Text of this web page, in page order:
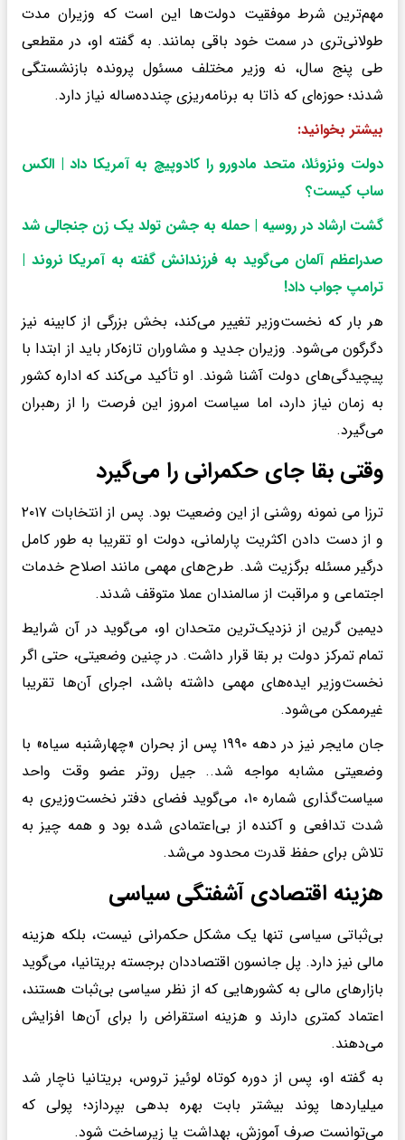
مهم‌ترین شرط موفقیت دولت‌ها این است که وزیران مدت
طولانی‌تری در سمت خود باقی بمانند. به گفته او، در مقطعی
طی پنج سال، نه وزیر مختلف مسئول پرونده بازنشستگی
شدند؛ حوزه‌ای که ذاتا به برنامه‌ریزی چندده‌ساله نیاز دارد.
بیشتر بخوانید:‌
دولت ونزوئلا، متحد مادورو را کادوپیچ به آمریکا داد | الکس
ساب کیست؟
گشت ارشاد در روسیه | حمله به جشن تولد یک زن جنجالی شد
صدراعظم آلمان می‌گوید به فرزندانش گفته به آمریکا نروند |
ترامپ جواب داد!
هر بار که نخست‌وزیر تغییر می‌کند، بخش بزرگی از کابینه نیز
دگرگون می‌شود. وزیران جدید و مشاوران تازه‌کار باید از ابتدا با
پیچیدگی‌های دولت آشنا شوند. او تأکید می‌کند که اداره کشور
به زمان نیاز دارد، اما سیاست امروز این فرصت را از رهبران
می‌گیرد.
وقتی بقا جای حکمرانی را می‌گیرد
ترزا می نمونه روشنی از این وضعیت بود. پس از انتخابات ۲۰۱۷
و از دست دادن اکثریت پارلمانی، دولت او تقریبا به طور کامل
درگیر مسئله برگزیت شد. طرح‌های مهمی مانند اصلاح خدمات
اجتماعی و مراقبت از سالمندان عملا متوقف شدند.
دیمین گرین از نزدیک‌ترین متحدان او، می‌گوید در آن شرایط
تمام تمرکز دولت بر بقا قرار داشت. در چنین وضعیتی، حتی اگر
نخست‌وزیر ایده‌های مهمی داشته باشد، اجرای آن‌ها تقریبا
غیرممکن می‌شود.
جان مایجر نیز در دهه ۱۹۹۰ پس از بحران «چهارشنبه سیاه» با
وضعیتی مشابه مواجه شد.. جیل روتر عضو وقت واحد
سیاست‌گذاری شماره ۱۰، می‌گوید فضای دفتر نخست‌وزیری به
شدت تدافعی و آکنده از بی‌اعتمادی شده بود و همه چیز به
تلاش برای حفظ قدرت محدود می‌شد.
هزینه اقتصادی آشفتگی سیاسی
بی‌ثباتی سیاسی تنها یک مشکل حکمرانی نیست، بلکه هزینه
مالی نیز دارد. پل جانسون اقتصاددان برجسته بریتانیا، می‌گوید
بازارهای مالی به کشورهایی که از نظر سیاسی بی‌ثبات هستند،
اعتماد کمتری دارند و هزینه استقراض را برای آن‌ها افزایش
می‌دهند.
به گفته او، پس از دوره کوتاه لوئیز تروس، بریتانیا ناچار شد
میلیاردها پوند بیشتر بابت بهره بدهی بپردازد؛ پولی که
می‌توانست صرف آموزش، بهداشت یا زیرساخت شود.